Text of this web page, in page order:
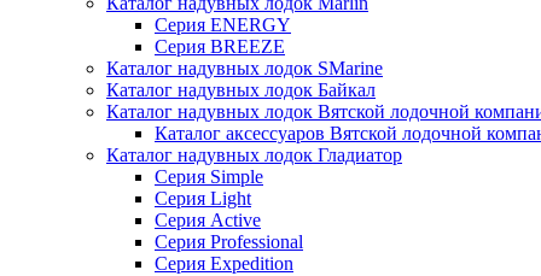
Серия ENERGY
Серия BREEZE
Каталог надувных лодок SMarine
Каталог надувных лодок Байкал
Каталог надувных лодок Вятской лодочной
Каталог аксессуаров Вятской лодочной
Каталог надувных лодок Гладиатор
Серия Simple
Серия Light
Серия Active
Серия Professional
Серия Expedition